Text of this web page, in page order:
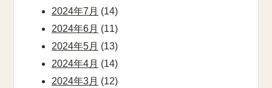
2024年7月 (14)
2024年6月 (11)
2024年5月 (13)
2024年4月 (14)
2024年3月 (12)